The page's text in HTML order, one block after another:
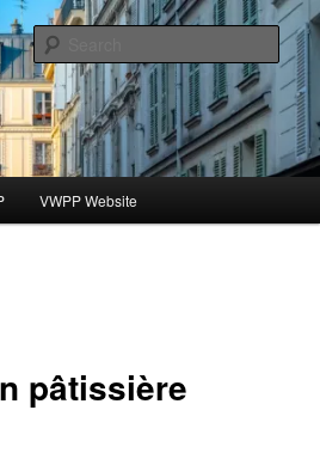
Wesleyan Programme à Paris
VWPP Website
pâtissière